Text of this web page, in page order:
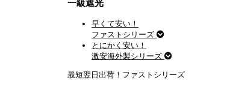
一級遮光
早くて安い！
ファストシリーズ
とにかく安い！
激安海外製シリーズ
最短翌日出荷！ファストシリーズ